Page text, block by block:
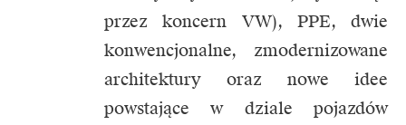
przez koncern VW), PPE, dwie
konwencjonalne, zmodernizowane
architektury oraz nowe idee
powstające w dziale pojazdów